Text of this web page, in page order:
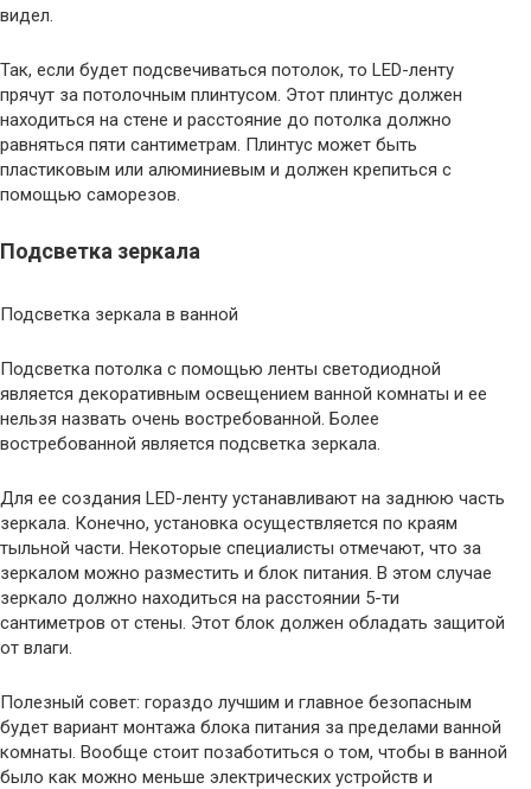
видел.
Так, если будет подсвечиваться потолок, то LED-ленту
прячут за потолочным плинтусом. Этот плинтус должен
находиться на стене и расстояние до потолка должно
равняться пяти сантиметрам. Плинтус может быть
пластиковым или алюминиевым и должен крепиться с
помощью саморезов.
Подсветка зеркала
Подсветка зеркала в ванной
Подсветка потолка с помощью ленты светодиодной
является декоративным освещением ванной комнаты и ее
нельзя назвать очень востребованной. Более
востребованной является подсветка зеркала.
Для ее создания LED-ленту устанавливают на заднюю часть
зеркала. Конечно, установка осуществляется по краям
тыльной части. Некоторые специалисты отмечают, что за
зеркалом можно разместить и блок питания. В этом случае
зеркало должно находиться на расстоянии 5-ти
сантиметров от стены. Этот блок должен обладать защитой
от влаги.
Полезный совет: гораздо лучшим и главное безопасным
будет вариант монтажа блока питания за пределами ванной
комнаты. Вообще стоит позаботиться о том, чтобы в ванной
было как можно меньше электрических устройств и